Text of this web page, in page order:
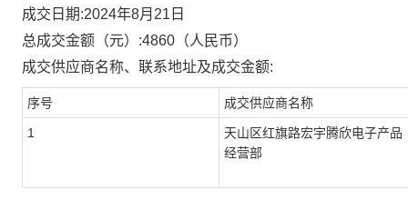
成交日期:2024年8月21日
总成交金额（元）:4860 （人民币）
成交供应商名称、联系地址及成交金额:
序号 成交供应商名称
1
天山区红旗路宏宇腾欣电子产品
经营部